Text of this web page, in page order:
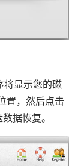
将显示您的磁
置，然后点击
据恢复。